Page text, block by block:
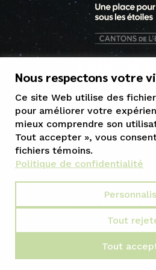
1 800
Propulsé par
Nous respectons votre
Ce site Web utilise des
pour améliorer votre
mieux comprendre son
Tout accepter », vous
fichiers témoins.
Politique de confidentialité
Tout
Tout